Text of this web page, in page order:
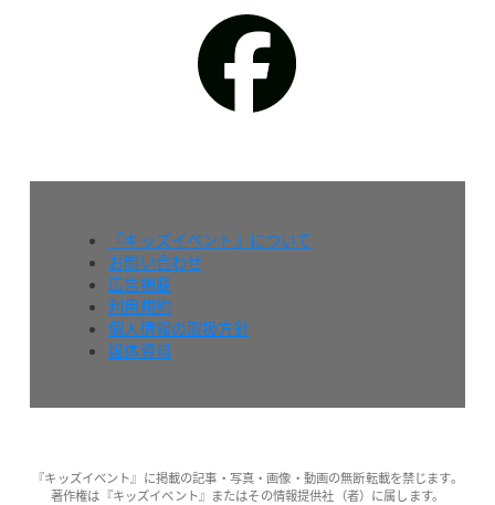
『キッズイベント』について
お問い合わせ
広告掲載
利用規約
個人情報の取扱方針
媒体資料
『キッズイベント』に掲載の記事・写真・画像・動画の無断転載を禁じます。
著作権は『キッズイベント』またはその情報提供社（者）に属します。